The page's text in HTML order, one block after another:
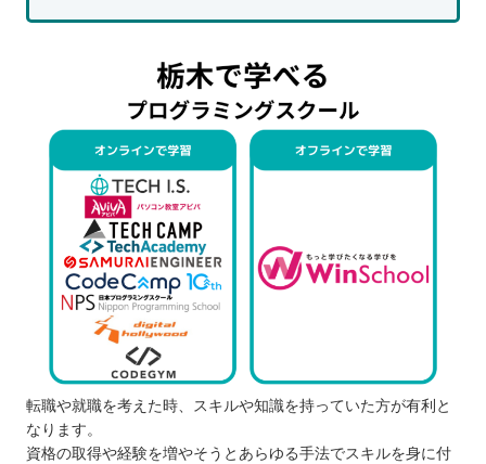
転職や就職を考えた時、スキルや知識を持っていた方が有利と
なります。
資格の取得や経験を増やそうとあらゆる手法でスキルを身に付